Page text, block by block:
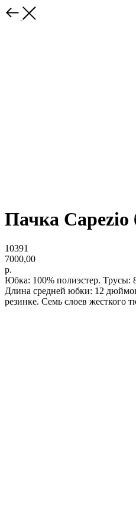
Пачка Capezio
10391
7000,00
р.
Юбка: 100% полиэстер. Трусы:
Длина средней юбки: 12
резинке. Семь слоев жесткого